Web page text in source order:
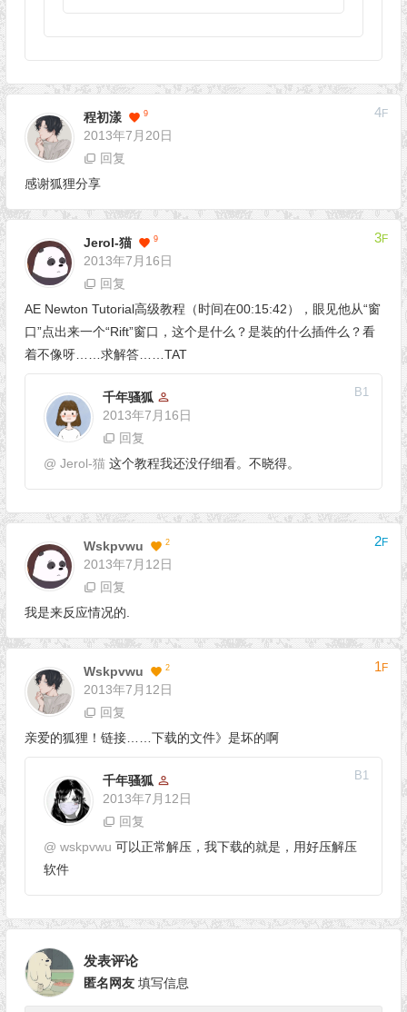
程初漾 9
2013年7月20日
4F
回复
感谢狐狸分享
Jerol-猫 9
2013年7月16日
3F
回复
AE Newton Tutorial高级教程（时间在00:15:42），眼见他从“窗
口”点出来一个“Rift”窗口，这个是什么？是装的什么插件么？看
着不像呀……求解答……TAT
千年骚狐
2013年7月16日
B1
回复
@ Jerol-猫这个教程我还没仔细看。不晓得。
Wskpvwu 2
2013年7月12日
2F
回复
我是来反应情况的.
Wskpvwu 2
2013年7月12日
1F
回复
亲爱的狐狸！链接……下载的文件》是坏的啊
千年骚狐
2013年7月12日
B1
回复
@ wskpvwu 可以正常解压，我下载的就是，用好压解压
软件
发表评论
匿名网友 填写信息